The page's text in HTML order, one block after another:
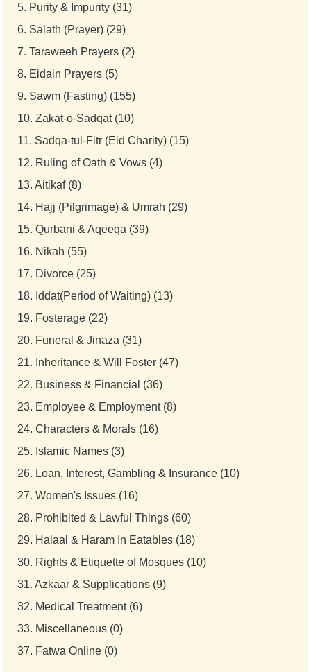
5. Purity & Impurity (31)
6. Salath (Prayer) (29)
7. Taraweeh Prayers (2)
8. Eidain Prayers (5)
9. Sawm (Fasting) (155)
10. Zakat-o-Sadqat (10)
11. Sadqa-tul-Fitr (Eid Charity) (15)
12. Ruling of Oath & Vows (4)
13. Aitikaf (8)
14. Hajj (Pilgrimage) & Umrah (29)
15. Qurbani & Aqeeqa (39)
16. Nikah (55)
17. Divorce (25)
18. Iddat(Period of Waiting) (13)
19. Fosterage (22)
20. Funeral & Jinaza (31)
21. Inheritance & Will Foster (47)
22. Business & Financial (36)
23. Employee & Employment (8)
24. Characters & Morals (16)
25. Islamic Names (3)
26. Loan, Interest, Gambling & Insurance (10)
27. Women's Issues (16)
28. Prohibited & Lawful Things (60)
29. Halaal & Haram In Eatables (18)
30. Rights & Etiquette of Mosques (10)
31. Azkaar & Supplications (9)
32. Medical Treatment (6)
33. Miscellaneous (0)
37. Fatwa Online (0)